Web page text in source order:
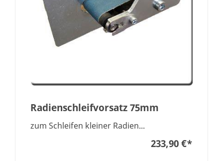
Radienschleifvorsatz 75mm
zum Schleifen kleiner Radien...
233,90 €*